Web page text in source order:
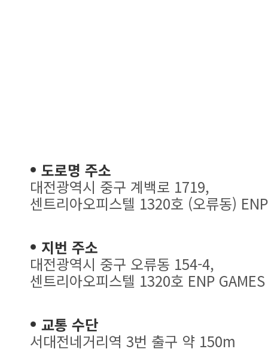
도로명 주소
대전광역시 중구 계백로 1719,
센트리아오피스텔 1320호 (오류동)
지번 주소
대전광역시 중구 오류동 154-4,
센트리아오피스텔 1320호 ENP GAMES
교통 수단
서대전네거리역 3번 출구 약 150m